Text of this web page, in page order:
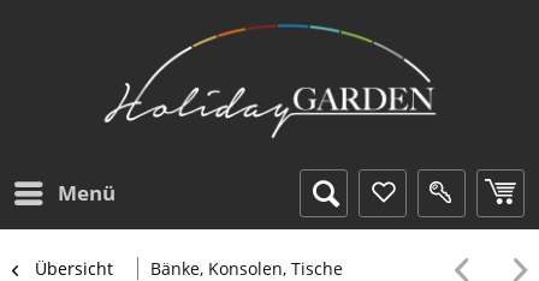
Menü
Übersicht Bänke, Konsolen, Tische